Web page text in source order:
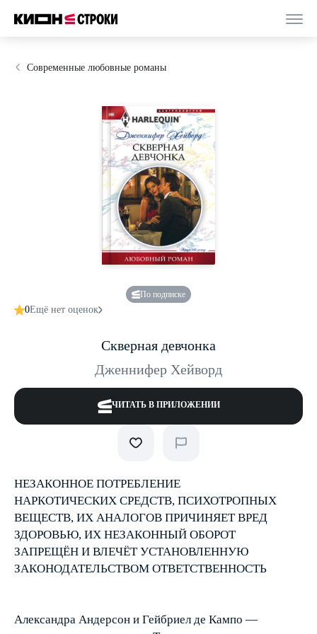
Современные любовные романы
По подписке
0Ещё нет оценок
Скверная девчонка
Дженнифер Хейворд
ЧИТАТЬ В ПРИЛОЖЕНИИ
НЕЗАКОННОЕ ПОТРЕБЛЕНИЕ
НАРКОТИЧЕСКИХ СРЕДСТВ, ПСИХОТРОПНЫХ
ВЕЩЕСТВ, ИХ АНАЛОГОВ ПРИЧИНЯЕТ ВРЕД
ЗДОРОВЬЮ, ИХ НЕЗАКОННЫЙ ОБОРОТ
ЗАПРЕЩЁН И ВЛЕЧЁТ УСТАНОВЛЕННУЮ
ЗАКОНОДАТЕЛЬСТВОМ ОТВЕТСТВЕННОСТЬ
Александра Андерсон и Гейбриел де Кампо —